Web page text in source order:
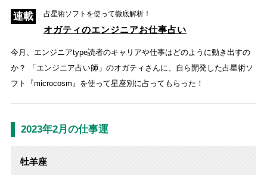
占星術ソフトを使って徹底解析！
オガティのエンジニアお仕事占い
今月、エンジニアtype読者のキャリアや仕事はどのように動き出すの
か？ 「エンジニア占い師」のオガティさんに、自ら開発した占星術ソ
フト『microcosm』を使って星座別に占ってもらった！
2023年2月の仕事運
牡羊座